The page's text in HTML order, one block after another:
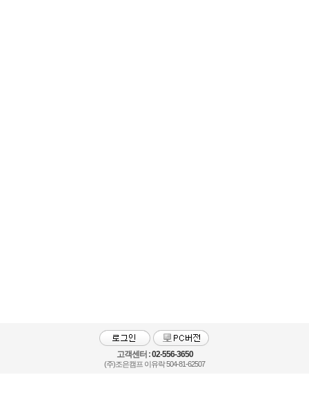
고객센터 :02-556-3650
(주)조은캠프 이유락 504-81-62507